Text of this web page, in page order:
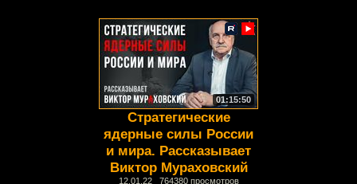
01:15:50
Стратегические
ядерные силы России
и мира. Рассказывает
Виктор Мураховский
12.01.22 764380 просмотров